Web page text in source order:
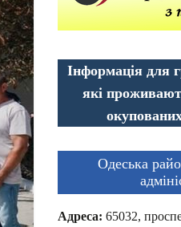
Інформація для
які
Одеська
Адреса: 65032,